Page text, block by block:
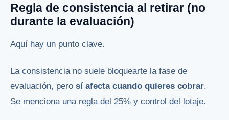
Regla de consistencia al retirar (no
durante la evaluación)
Aquí hay un punto clave.
La consistencia no suele bloquearte la fase de
evaluación, pero sí afecta cuando quieres cobrar.
Se menciona una regla del 25% y control del lotaje.